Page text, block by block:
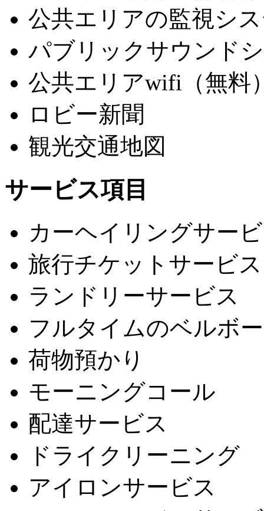
公共エリアの監視シ
パブリックサウンド
公共エリアwifi（無料
ロビー新聞
観光交通地図
サービス項目
カーヘイリングサー
旅行チケットサービス
ランドリーサービス
フルタイムのベルボ
荷物預かり
モーニングコール
配達サービス
ドライクリーニング
アイロンサービス